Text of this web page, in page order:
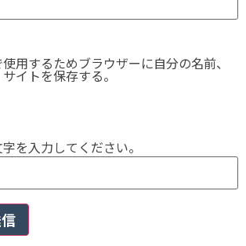
用するためブラウザーに自分の名前、
イトを保存する。
を入力してください。